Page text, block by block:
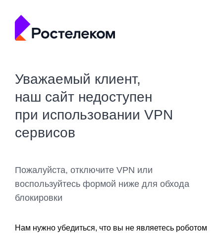
Уважаемый клиент,
наш сайт недоступен
при использовании VPN
сервисов
Пожалуйста, отключите VPN или
воспользуйтесь формой ниже для обхода
блокировки
Нам нужно убедиться, что вы не являетесь роботом